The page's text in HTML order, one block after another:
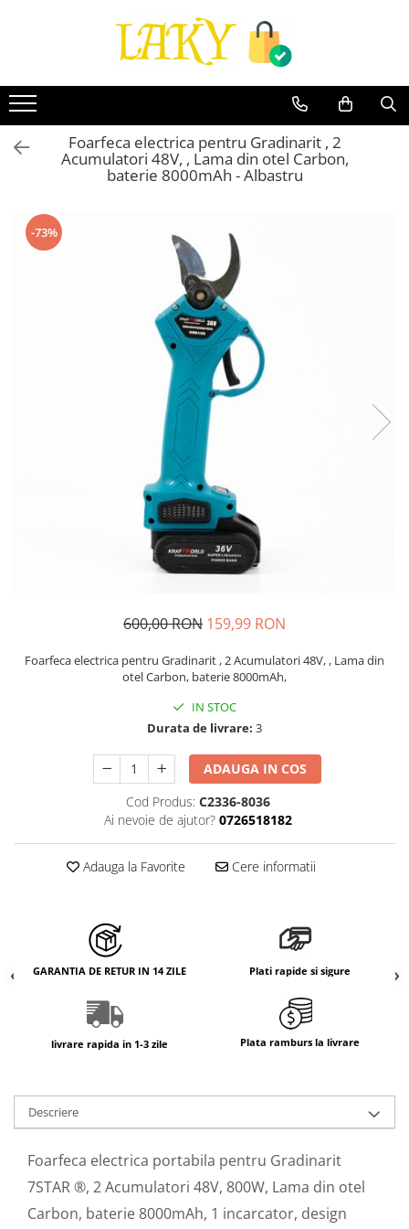
Toate Produsele
Îngrijire personală & Cosmetice
Casă & Grădină
Diverse
Accesorii telefoane & Gadgeturi
TV, Audio-Video & Foto
Gaming & Jucării
Electrocasnice & Electronice
Truse, Scule de mana si unelte
Auto, Moto, Vehicule Electrice
Instalatii luminoase, Brazi Artificiali
Sisteme de supraveghere si
Foarfeca electrica pentru Gradinarit , 2
Acumulatori 48V, , Lama din otel Carbon,
baterie 8000mAh - Albastru
-73%
600,00 RON 159,99 RON
Foarfeca electrica pentru Gradinarit , 2 Acumulatori 48V, , Lama din
otel Carbon, baterie 8000mAh,
IN STOC
Durata de livrare: 3
ADAUGA IN COS
Cod Produs: C2336-8036
Ai nevoie de ajutor? 0726518182
Adauga la Favorite Cere informatii
GARANTIA DE RETUR IN 14 ZILE Plati rapide si sigure
livrare rapida in 1-3 zile Plata ramburs la livrare
Descriere
Foarfeca electrica portabila pentru Gradinarit
7STAR ®, 2 Acumulatori 48V, 800W, Lama din otel
Carbon, baterie 8000mAh, 1 incarcator, design